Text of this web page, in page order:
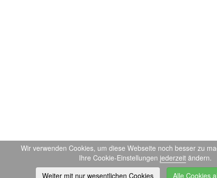
Wir verwenden Cookies, um diese Webseite noch besser zu
Ihre Cookie-Einstellungen jederzeit ändern.
Weiter mit nur wesentlichen Cookies
Alle Cookies